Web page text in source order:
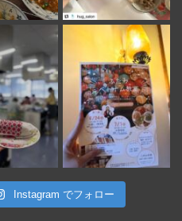
Instagram でフォロー